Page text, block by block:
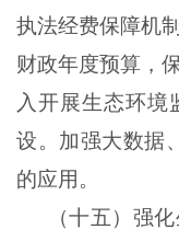
执法经费保障机
财政年度预算，
入开展生态环境
设。加强大数据
的应用。
（十五）强